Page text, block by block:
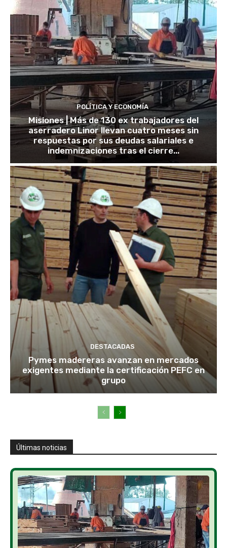
POLÍTICA Y ECONOMÍA
Misiones | Más de 130 ex trabajadores del
aserradero Linor llevan cuatro meses sin
respuestas por sus deudas salariales e
indemnizaciones tras el cierre...
DESTACADAS
Pymes madereras avanzan en mercados
exigentes mediante la certificación PEFC en
grupo
Últimas noticias